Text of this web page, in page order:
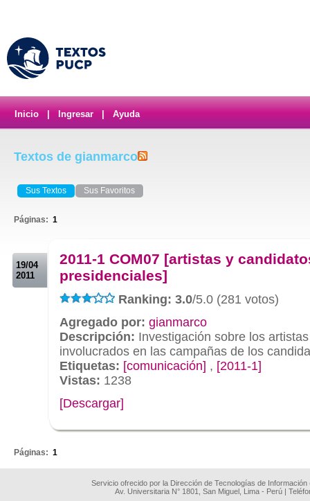
Inicio Ingresar Ayuda
Textos de gianmarco
Sus Textos Sus Favoritos
Páginas: 1
19/04
2011
2011-1 COM07 [artistas y
presidenciales]
Ranking: 3.0/5.0 (281 votos)
Agregado por: gianmarco
Descripción: Investigación sobre los
involucrados en las campañas de los
Etiquetas: [comunicación] , [2011-1]
Vistas: 1238
[Descargar]
Páginas: 1
Servicio ofrecido por la Dirección de Tecnologías de
Av. Universitaria N° 1801, San Miguel, Lima - Perú |